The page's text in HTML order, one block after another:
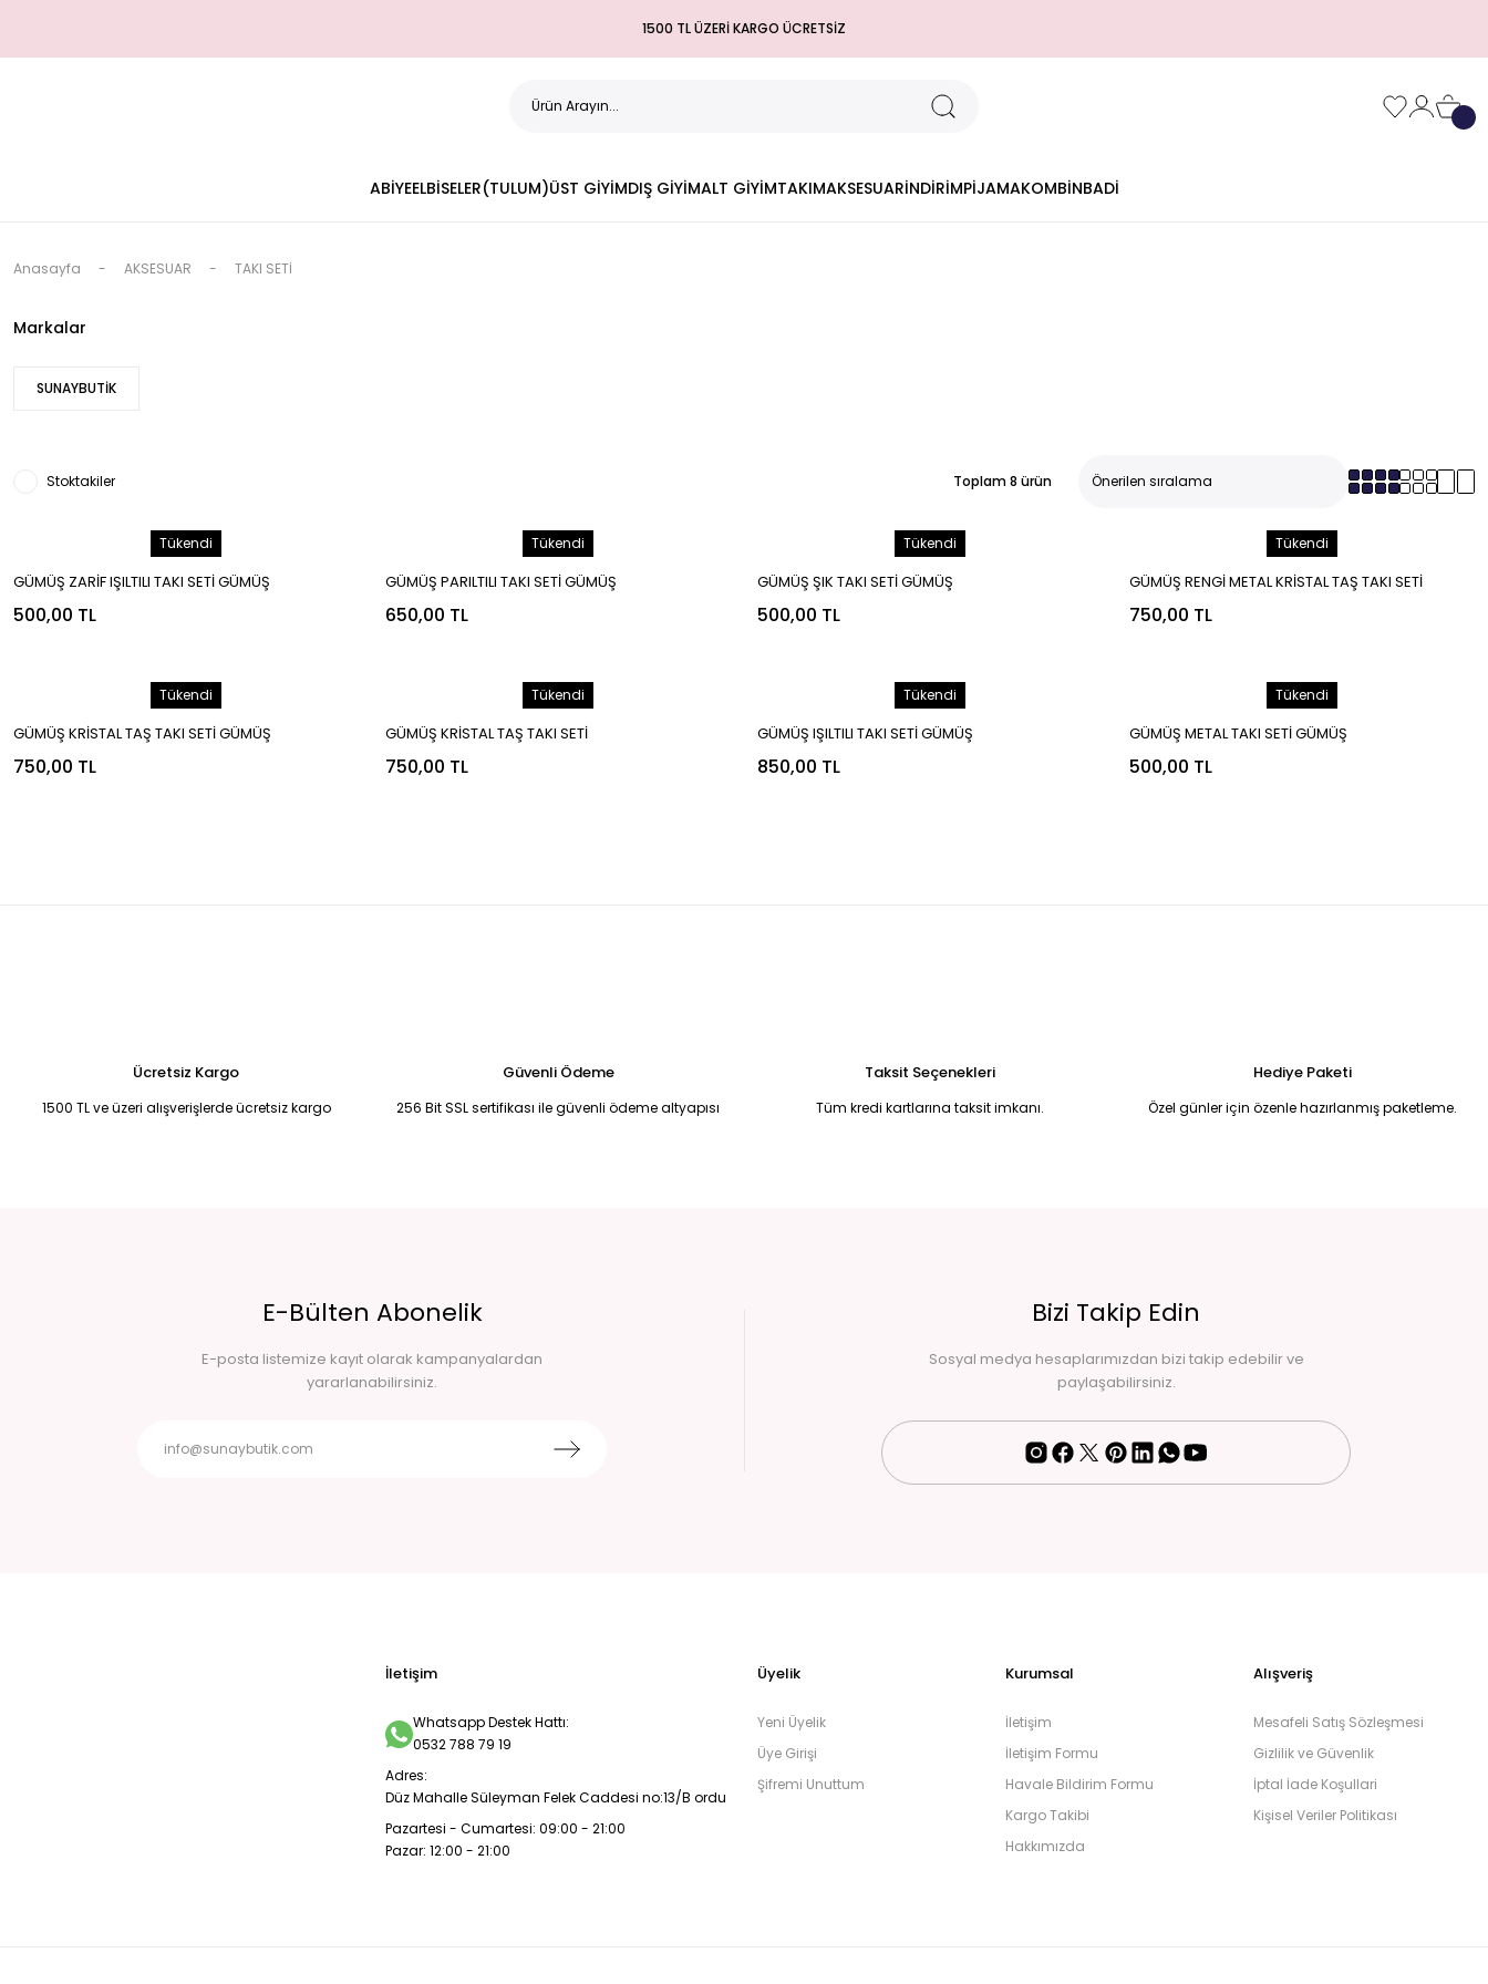
1500 TL ÜZERİ KARGO ÜCRETSİZ
ABİYEELBİSELER(TULUM)ÜST GİYİMDIŞ GİYİMALT GİYİMTAKIMAKSESUARİNDİRİMPİJAMAKOMBİNBADİ
Anasayfa AKSESUAR TAKI SETİ
Markalar
SUNAYBUTİK
Stoktakiler Toplam 8 ürün
Tükendi
GÜMÜŞ ZARİF IŞILTILI TAKI SETİ GÜMÜŞ
500,00 TL
Tükendi
GÜMÜŞ PARILTILI TAKI SETİ GÜMÜŞ
650,00 TL
Tükendi
GÜMÜŞ ŞIK TAKI SETİ GÜMÜŞ
500,00 TL
Tükendi
GÜMÜŞ RENGİ METAL KRİSTAL TAŞ TAKI SETİ
GÜMÜŞ
750,00 TL
Tükendi
GÜMÜŞ KRİSTAL TAŞ TAKI SETİ GÜMÜŞ
750,00 TL
Tükendi
GÜMÜŞ KRİSTAL TAŞ TAKI SETİ
750,00 TL
Tükendi
GÜMÜŞ IŞILTILI TAKI SETİ GÜMÜŞ
850,00 TL
Tükendi
GÜMÜŞ METAL TAKI SETİ GÜMÜŞ
500,00 TL
Ücretsiz Kargo
1500 TL ve üzeri alışverişlerde ücretsiz kargo
Güvenli Ödeme
256 Bit SSL sertifikası ile güvenli ödeme altyapısı
Taksit Seçenekleri
Tüm kredi kartlarına taksit imkanı.
Hediye Paketi
Özel günler için özenle hazırlanmış paketleme.
E-Bülten Abonelik
E-posta listemize kayıt olarak kampanyalardan
yararlanabilirsiniz.
Bizi Takip Edin
Sosyal medya hesaplarımızdan bizi takip edebilir ve
paylaşabilirsiniz.
İletişim
Whatsapp Destek Hattı:
0532 788 79 19
Adres:
Düz Mahalle Süleyman Felek Caddesi no:13/B ordu
Pazartesi - Cumartesi: 09:00 - 21:00
Pazar: 12:00 - 21:00
Üyelik
Yeni Üyelik
Üye Girişi
Şifremi Unuttum
Kurumsal
İletişim
İletişim Formu
Havale Bildirim Formu
Kargo Takibi
Hakkımızda
Alışveriş
Mesafeli Satış Sözleşmesi
Gizlilik ve Güvenlik
İptal İade Koşullari
Kişisel Veriler Politikası